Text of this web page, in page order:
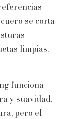
se corta
limpias.
funciona
y suavidad.
pero el